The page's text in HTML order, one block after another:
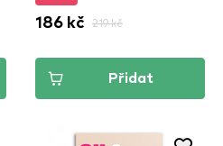
186 kč 219 kč
Přidat